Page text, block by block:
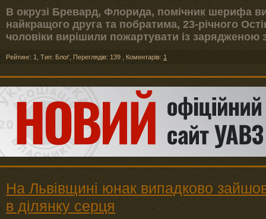
В окрузі Бревард, Флорида, помічник шерифа
найкращого друга та побратима, 23-річного
чоловіки вирішили пожартувати із зарядженою
Рейтинг: 1 Тип: Блоґ Переглядів: 139 Коментарів: 1
На Львівщині юнак випадково
в ділянку серця